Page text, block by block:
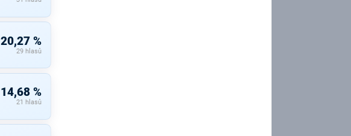
20,27 %
29 hlasů
14,68 %
21 hlasů